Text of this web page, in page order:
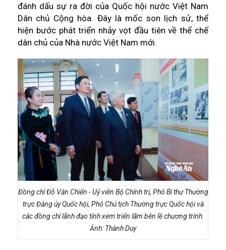
đánh dấu sự ra đời của Quốc hội nước Việt Nam
Dân chủ Cộng hòa. Đây là mốc son lịch sử, thể
hiện bước phát triển nhảy vọt đầu tiên về thể chế
dân chủ của Nhà nước Việt Nam mới.
Đồng chí Đỗ Văn Chiến - Uỷ viên Bộ Chính trị, Phó Bí thư Thường
trực Đảng ủy Quốc hội, Phó Chủ tịch Thường trực Quốc hội và
các đồng chí lãnh đạo tỉnh xem triển lãm bên lề chương trình.
Ảnh: Thành Duy